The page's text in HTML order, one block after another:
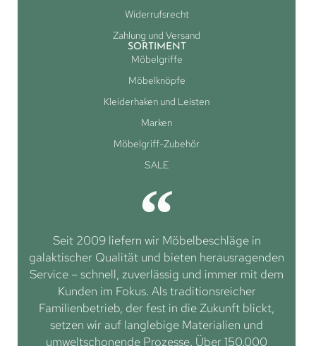
Widerrufsrecht
Zahlung und Versand
SORTIMENT
Möbelgriffe
Möbelknöpfe
Kleiderhaken und Leisten
Marken
Möbelgriff-Zubehör
SALE
Seit 2009 liefern wir Möbelbeschläge in
galaktischer Qualität und bieten herausragenden
Service – schnell, zuverlässig und immer mit dem
Kunden im Fokus. Als traditionsreicher
Familienbetrieb, der fest in die Zukunft blickt,
setzen wir auf langlebige Materialien und
umweltschonende Prozesse. Über 150.000